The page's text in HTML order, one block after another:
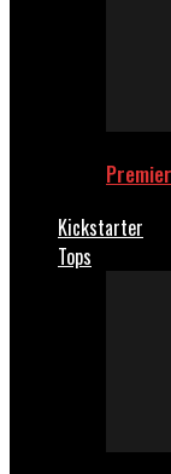
Kickstarter
Tops